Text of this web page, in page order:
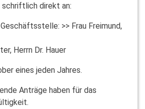
direkt an:
>> Frau Freimund,
Herrn Dr. Hauer
eines jeden Jahres.
Anträge haben für das